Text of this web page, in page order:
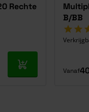
Rechte
In mijn
B/BB
Vanaf